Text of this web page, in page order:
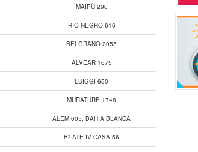
MAIPÙ 290
RÍO NEGRO 616
BELGRANO 2055
ALVEAR 1675
LUIGGI 650
MURATURE 1748
ALEM 605, BAHÍA BLANCA
Bº ATE IV CASA 56